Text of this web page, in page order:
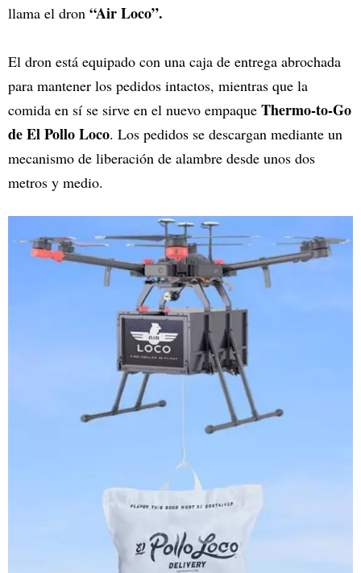
llama el dron “Air Loco”.
El dron está equipado con una caja de entrega abrochada
para mantener los pedidos intactos, mientras que la
comida en sí se sirve en el nuevo empaque Thermo-to-Go
de El Pollo Loco. Los pedidos se descargan mediante un
mecanismo de liberación de alambre desde unos dos
metros y medio.